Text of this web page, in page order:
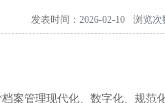
发表时间：2026-02-10 浏览次
案管理现代化、数字化、规范